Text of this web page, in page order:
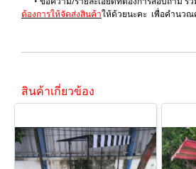
ต้องการให้จัดส่งสินค้าให้ด้วยนะคะ เพื่อคำนวณ
สินค้าเกี่ยวข้อง